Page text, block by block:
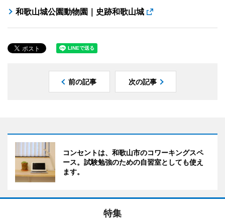
和歌山城公園動物園｜史跡和歌山城
前の記事 次の記事
コンセントは、和歌山市のコワーキングスペ
ース。試験勉強のための自習室としても使え
ます。
特集